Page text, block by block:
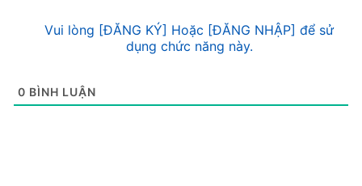
Vui lòng [ĐĂNG KÝ] Hoặc [ĐĂNG NHẬP] để sử
dụng chức năng này.
0 BÌNH LUẬN